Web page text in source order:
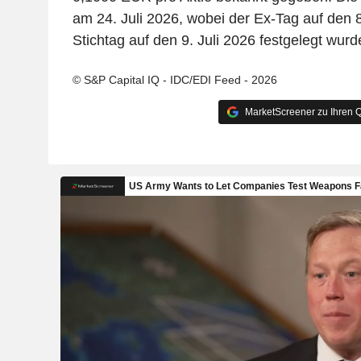
am 24. Juli 2026, wobei der Ex-Tag auf den
Stichtag auf den 9. Juli 2026 festgelegt
© S&P Capital IQ - IDC/EDI Feed - 2026
MarketScreener zu Ihren